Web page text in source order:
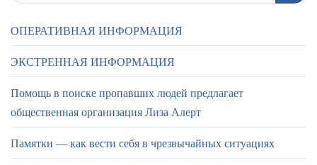
ОПЕРАТИВНАЯ ИНФОРМАЦИЯ
ЭКСТРЕННАЯ ИНФОРМАЦИЯ
Помощь в поиске пропавших людей предлагает
общественная организация Лиза Алерт
Памятки — как вести себя в чрезвычайных ситуациях